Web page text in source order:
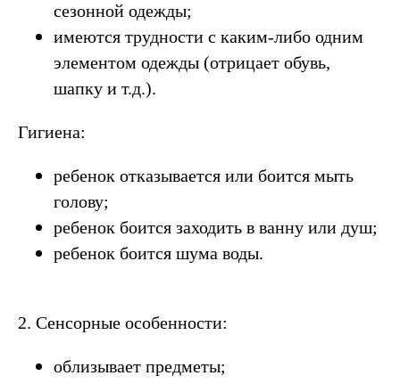
сезонной одежды;
имеются трудности с каким-либо одним
элементом одежды (отрицает обувь,
шапку и т.д.).
Гигиена:
ребенок отказывается или боится мыть
голову;
ребенок боится заходить в ванну или душ;
ребенок боится шума воды.
2. Сенсорные особенности:
облизывает предметы;